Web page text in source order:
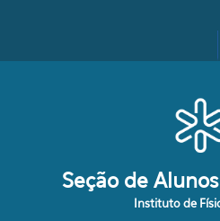
Formulário
Seção de
Instituto de